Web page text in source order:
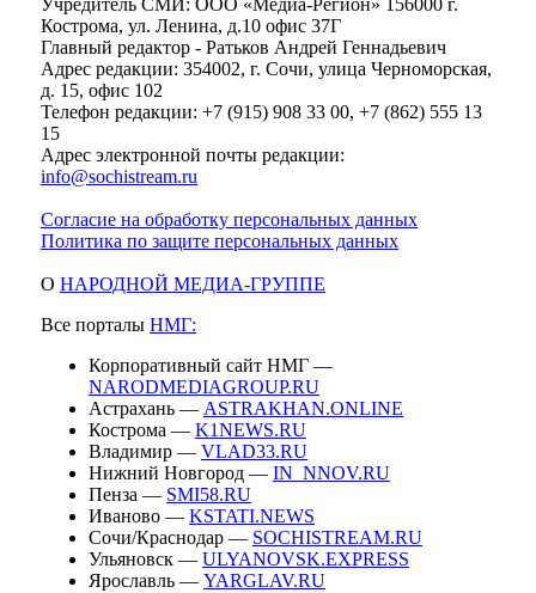
Учредитель СМИ: ООО «Медиа-Регион» 156000 г.
Кострома, ул. Ленина, д.10 офис 37Г
Главный редактор - Ратьков Андрей Геннадьевич
Адрес редакции: 354002, г. Сочи, улица Черноморская,
д. 15, офис 102
Телефон редакции: +7 (915) 908 33 00, +7 (862) 555 13
15
Адрес электронной почты редакции:
info@sochistream.ru
Согласие на обработку персональных данных
Политика по защите персональных данных
О НАРОДНОЙ МЕДИА-ГРУППЕ
Все порталы НМГ:
Корпоративный сайт НМГ —
NARODMEDIAGROUP.RU
Астрахань — ASTRAKHAN.ONLINE
Кострома — K1NEWS.RU
Владимир — VLAD33.RU
Нижний Новгород — IN_NNOV.RU
Пенза — SMI58.RU
Иваново — KSTATI.NEWS
Сочи/Краснодар — SOCHISTREAM.RU
Ульяновск — ULYANOVSK.EXPRESS
Ярославль — YARGLAV.RU